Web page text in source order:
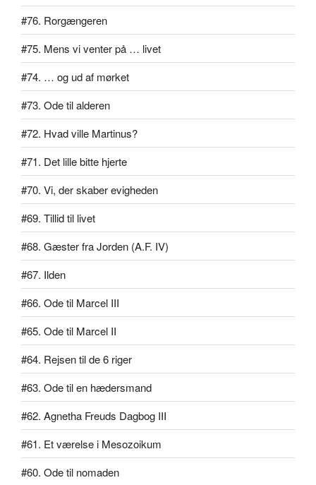
#76. Rorgængeren
#75. Mens vi venter på … livet
#74. … og ud af mørket
#73. Ode til alderen
#72. Hvad ville Martinus?
#71. Det lille bitte hjerte
#70. Vi, der skaber evigheden
#69. Tillid til livet
#68. Gæster fra Jorden (A.F. IV)
#67. Ilden
#66. Ode til Marcel III
#65. Ode til Marcel II
#64. Rejsen til de 6 riger
#63. Ode til en hædersmand
#62. Agnetha Freuds Dagbog III
#61. Et værelse i Mesozoikum
#60. Ode til nomaden